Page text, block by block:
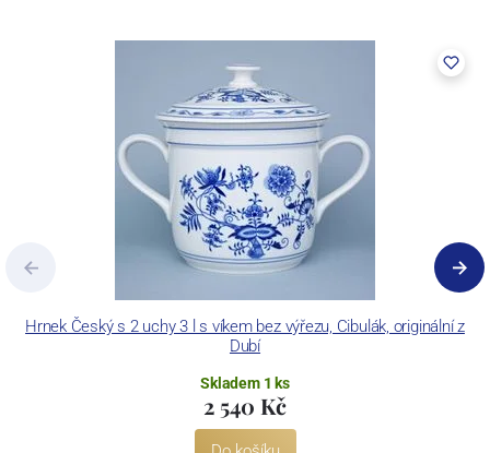
Hrnek Český s 2 uchy 3 l s víkem bez výřezu, Cibulák, originální z
Dubí
Skladem 1 ks
2 540 Kč